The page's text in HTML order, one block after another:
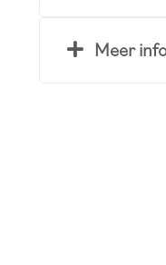
Meer